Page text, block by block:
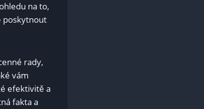
na to,
poskytnout
rady,
vám
efektivitě a
fakta ⁣a